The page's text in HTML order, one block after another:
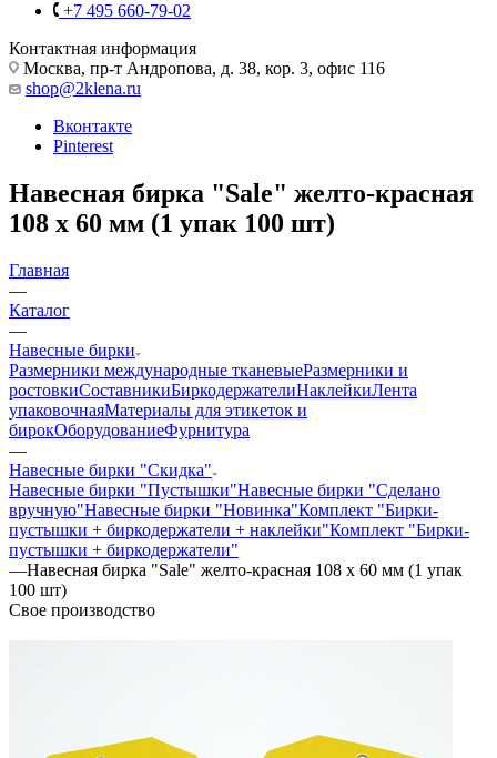
+7 495 660-79-02
Контактная информация
Москва, пр-т Андропова, д. 38, кор. 3, офис 116
shop@2klena.ru
Вконтакте
Pinterest
Навесная бирка "Sale" желто-красная
108 х 60 мм (1 упак 100 шт)
Главная
—
Каталог
—
Навесные бирки
Размерники международные тканевыеРазмерники и
ростовкиСоставникиБиркодержателиНаклейкиЛента
упаковочнаяМатериалы для этикеток и
бирокОборудованиеФурнитура
—
Навесные бирки "Скидка"
Навесные бирки "Пустышки"Навесные бирки "Сделано
вручную"Навесные бирки "Новинка"Комплект "Бирки-
пустышки + биркодержатели + наклейки"Комплект "Бирки-
пустышки + биркодержатели"
—Навесная бирка "Sale" желто-красная 108 х 60 мм (1 упак
100 шт)
Свое производство